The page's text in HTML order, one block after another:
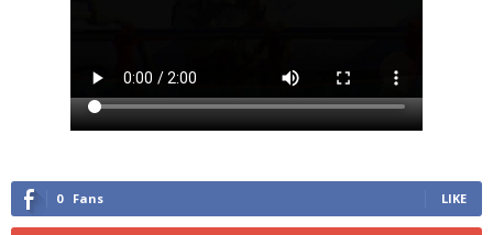
0 Fans LIKE